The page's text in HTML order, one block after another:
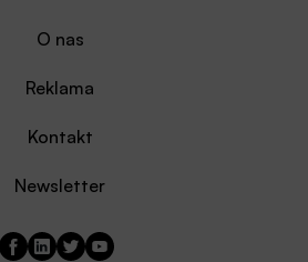
O nas
Reklama
Kontakt
Newsletter